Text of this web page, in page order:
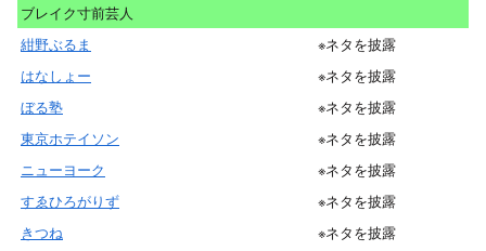
ブレイク寸前芸人
紺野ぶるま
※ネタを披露
はなしょー
※ネタを披露
ぼる塾
※ネタを披露
東京ホテイソン
※ネタを披露
ニューヨーク
※ネタを披露
すゑひろがりず
※ネタを披露
きつね
※ネタを披露